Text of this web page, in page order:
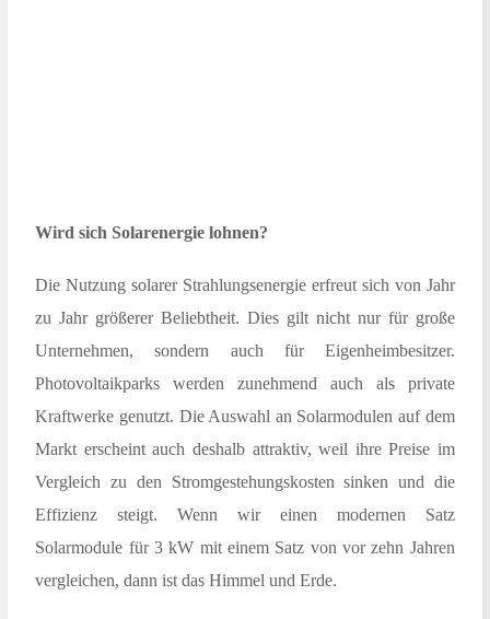
Wird sich Solarenergie lohnen?
Die Nutzung solarer Strahlungsenergie erfreut sich von Jahr
zu Jahr größerer Beliebtheit. Dies gilt nicht nur für große
Unternehmen, sondern auch für Eigenheimbesitzer.
Photovoltaikparks werden zunehmend auch als private
Kraftwerke genutzt. Die Auswahl an Solarmodulen auf dem
Markt erscheint auch deshalb attraktiv, weil ihre Preise im
Vergleich zu den Stromgestehungskosten sinken und die
Effizienz steigt. Wenn wir einen modernen Satz
Solarmodule für 3 kW mit einem Satz von vor zehn Jahren
vergleichen, dann ist das Himmel und Erde.